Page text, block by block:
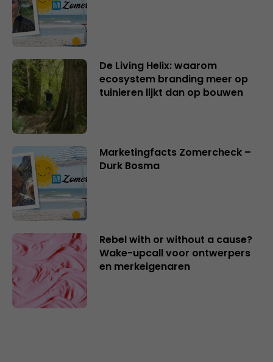
De Living Helix: waarom
ecosystem branding meer op
tuinieren lijkt dan op bouwen
Marketingfacts Zomercheck –
Durk Bosma
Rebel with or without a cause?
Wake-upcall voor ontwerpers
en merkeigenaren